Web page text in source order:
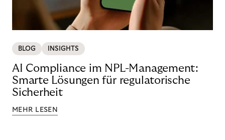
BLOG INSIGHTS
AI Compliance im NPL-Management:
Smarte Lösungen für regulatorische
Sicherheit
MEHR LESEN